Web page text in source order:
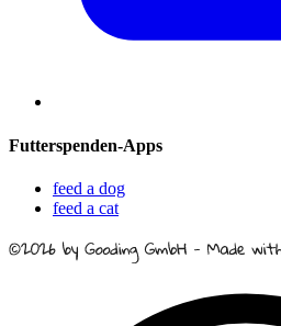
Futterspenden-Apps
feed a dog
feed a cat